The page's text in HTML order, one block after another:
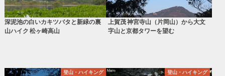
深泥池の白いカキツバタと新緑の裏
山ハイク 松ヶ崎高山
上賀茂 神宮寺山（片岡山）から大文
字山と京都タワーを望む
登山・ハイキング 登山・ハイキング